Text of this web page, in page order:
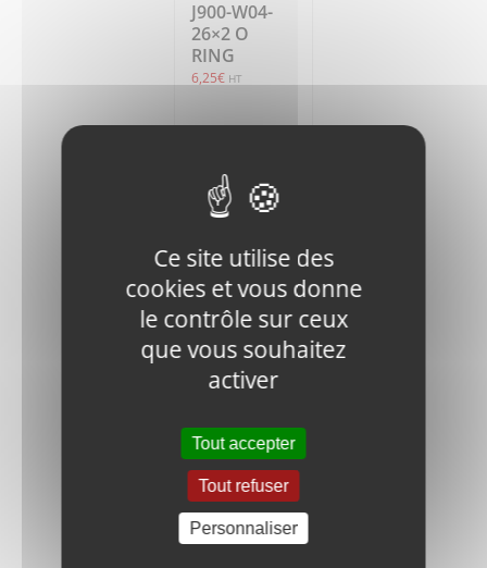
J900-W04-
26×2 O
RING
6,25€ HT
au
panier
J900-947-
SLICE
18,85€
Ajouter Détails
Ce site utilise des
cookies et vous donne
le contrôle sur ceux
que vous souhaitez
activer
Tout accepter
Tout refuser
Personnaliser